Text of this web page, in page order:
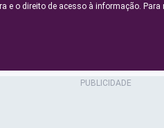
e o direito de acesso à informação.